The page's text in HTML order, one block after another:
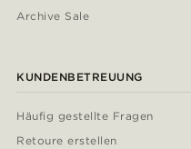
Archive Sale
KUNDENBETREUUNG
Häufig gestellte Fragen
Retoure erstellen